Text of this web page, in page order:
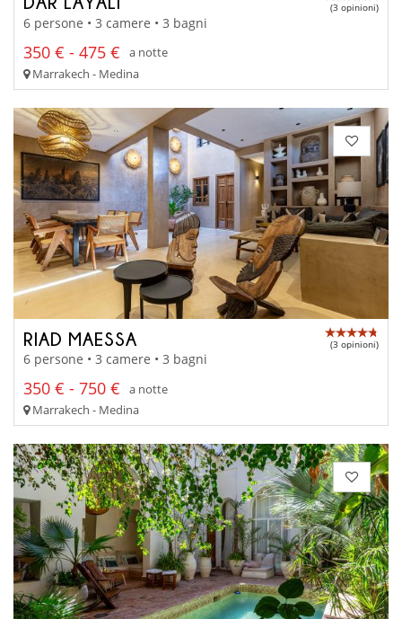
(3 opinioni)
6 persone • 3 camere • 3 bagni
350 € - 475 €
a notte
Marrakech - Medina
RIAD MAESSA (3 opinioni)
6 persone • 3 camere • 3 bagni
350 € - 750 €
a notte
Marrakech - Medina